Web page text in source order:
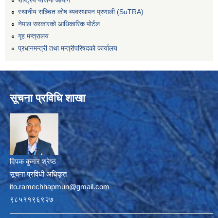
स्थानीय सञ्चित कोष ब्यवस्थापन प्रणाली (SuTRA)
नेपाल सरकारको आधिकारिक पोर्टल
गृह मन्त्रालय
प्रधानमन्त्री तथा मन्त्रीपरिषदको कार्यालय
सूचना प्रविधि शाखा
दिपक कुमार श्रेष्ठ
सूचना प्रविधी अधिकृत
ito.ramechhapmun@gmail.com
९८५११९६९२७